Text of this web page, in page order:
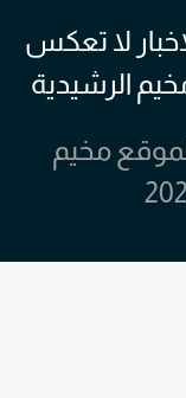
لا تعكس
الرشيدية
مخيم